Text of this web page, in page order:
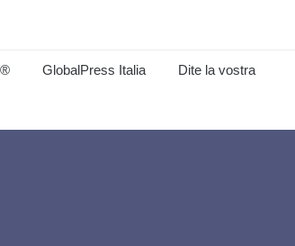
GlobalPress Italia Dite la vostra